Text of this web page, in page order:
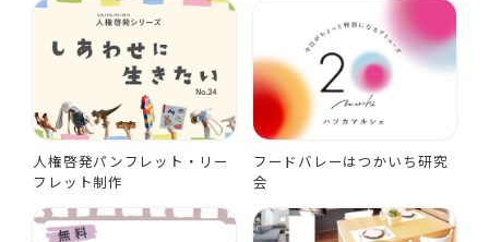
人権啓発パンフレット・リー
フレット制作
フードバレーはつかいち研究
会